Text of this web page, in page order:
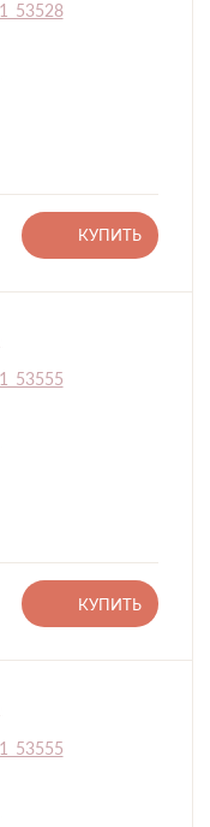
КУПИТЬ
КУПИТЬ